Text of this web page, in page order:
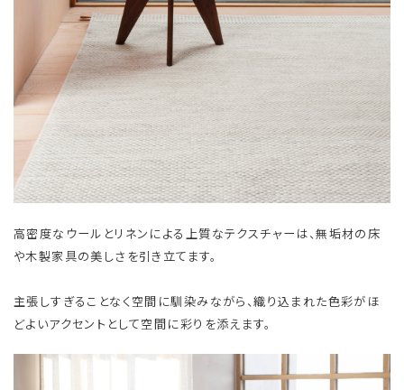
高密度なウールとリネンによる上質なテクスチャーは、無垢材の床
や木製家具の美しさを引き立てます。
主張しすぎることなく空間に馴染みながら、織り込まれた色彩がほ
どよいアクセントとして空間に彩りを添えます。